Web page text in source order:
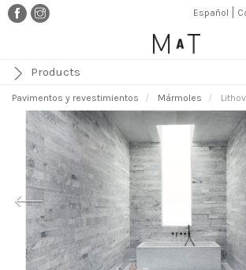
Pasar
al
Español
Products
Pavimentos y revestimientos Mármoles